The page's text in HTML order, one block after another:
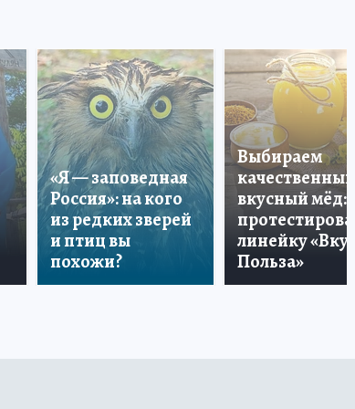
«Я — заповедная
Россия»: на кого
из редких зверей
и птиц вы
похожи?
Выбираем
качественный
вкусный мёд:
линейку «Вкус
Польза»